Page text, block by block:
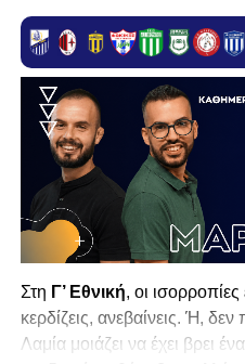
Στη Γ’ Εθνική, οι ισορροπίες
κερδίζεις, ανεβαίνεις. Ή, δεν
Λαμία μοιάζει να έχει βρει